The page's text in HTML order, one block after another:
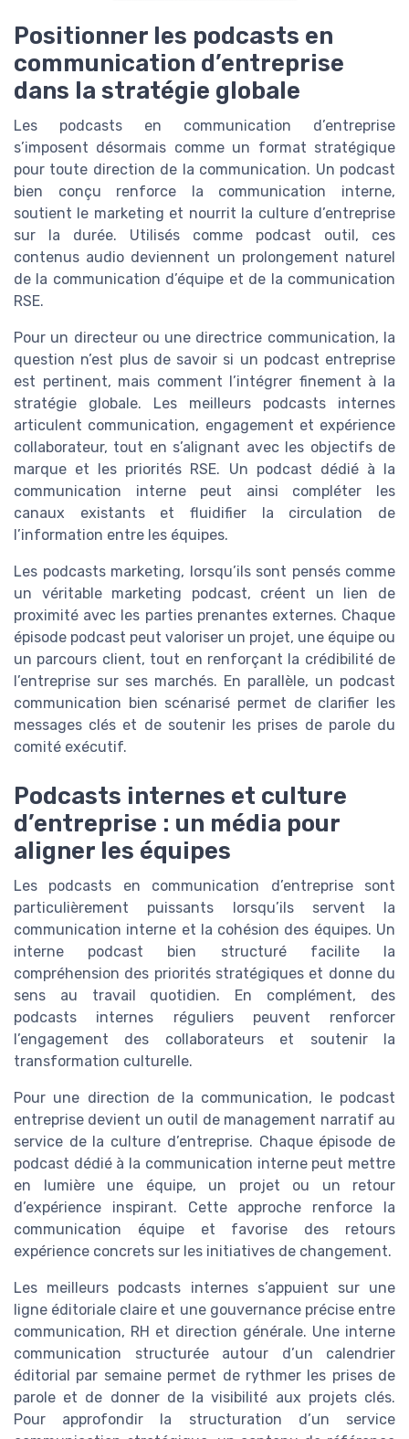
Positionner les podcasts en
communication d’entreprise
dans la stratégie globale
Les podcasts en communication d’entreprise
s’imposent désormais comme un format stratégique
pour toute direction de la communication. Un podcast
bien conçu renforce la communication interne,
soutient le marketing et nourrit la culture d’entreprise
sur la durée. Utilisés comme podcast outil, ces
contenus audio deviennent un prolongement naturel
de la communication d’équipe et de la communication
RSE.
Pour un directeur ou une directrice communication, la
question n’est plus de savoir si un podcast entreprise
est pertinent, mais comment l’intégrer finement à la
stratégie globale. Les meilleurs podcasts internes
articulent communication, engagement et expérience
collaborateur, tout en s’alignant avec les objectifs de
marque et les priorités RSE. Un podcast dédié à la
communication interne peut ainsi compléter les
canaux existants et fluidifier la circulation de
l’information entre les équipes.
Les podcasts marketing, lorsqu’ils sont pensés comme
un véritable marketing podcast, créent un lien de
proximité avec les parties prenantes externes. Chaque
épisode podcast peut valoriser un projet, une équipe ou
un parcours client, tout en renforçant la crédibilité de
l’entreprise sur ses marchés. En parallèle, un podcast
communication bien scénarisé permet de clarifier les
messages clés et de soutenir les prises de parole du
comité exécutif.
Podcasts internes et culture
d’entreprise : un média pour
aligner les équipes
Les podcasts en communication d’entreprise sont
particulièrement puissants lorsqu’ils servent la
communication interne et la cohésion des équipes. Un
interne podcast bien structuré facilite la
compréhension des priorités stratégiques et donne du
sens au travail quotidien. En complément, des
podcasts internes réguliers peuvent renforcer
l’engagement des collaborateurs et soutenir la
transformation culturelle.
Pour une direction de la communication, le podcast
entreprise devient un outil de management narratif au
service de la culture d’entreprise. Chaque épisode de
podcast dédié à la communication interne peut mettre
en lumière une équipe, un projet ou un retour
d’expérience inspirant. Cette approche renforce la
communication équipe et favorise des retours
expérience concrets sur les initiatives de changement.
Les meilleurs podcasts internes s’appuient sur une
ligne éditoriale claire et une gouvernance précise entre
communication, RH et direction générale. Une interne
communication structurée autour d’un calendrier
éditorial par semaine permet de rythmer les prises de
parole et de donner de la visibilité aux projets clés.
Pour approfondir la structuration d’un service